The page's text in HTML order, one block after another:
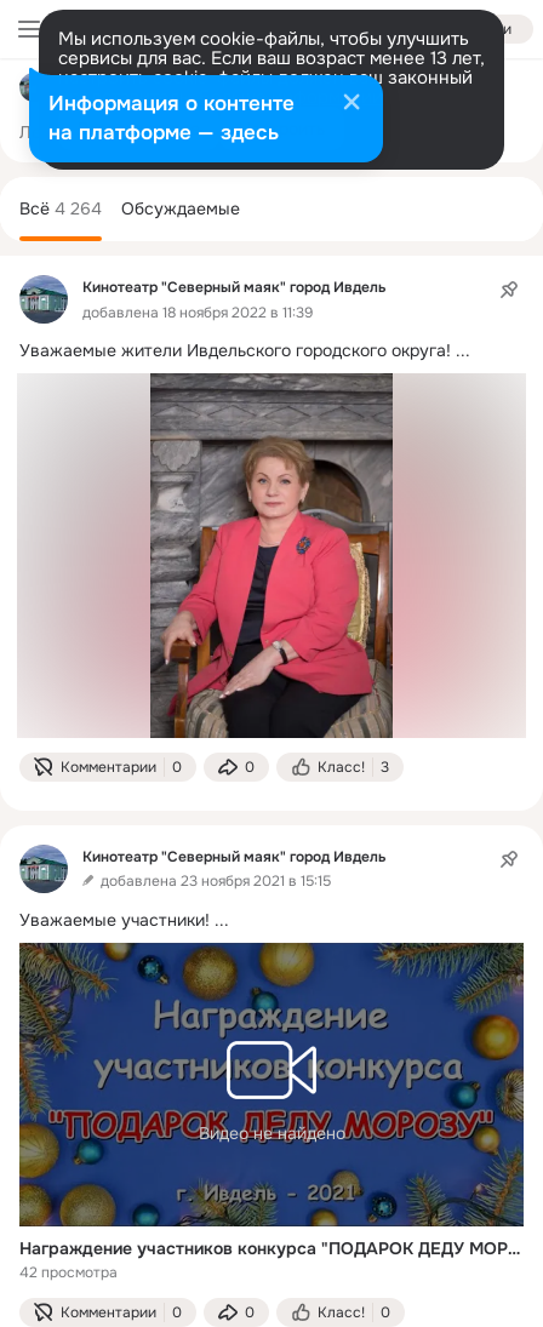
Войти
Мы используем cookie-файлы, чтобы улучшить
сервисы для вас. Если ваш возраст менее 13 лет,
настроить cookie-файлы должен ваш законный
представитель. Больше информации
Разрешить все Настроить
Кинотеатр "Северный маяк" город Ивдель
Лента Участники 1.9K Темы 4.2K
Кинотеатр "Северный маяк" город Ивдель
добавлена 18 ноября 2022 в 11:39
Уважаемые жители Ивдельского городского округа! ...
Комментарии 0 0 Класс! 3
Кинотеатр "Северный маяк" город Ивдель
добавлена 23 ноября 2021 в 15:15
Уважаемые участники! ...
Видео не найдено
Награждение участников конкурса "ПОДАРОК ДЕДУ МОРОЗУ". г. Ивдель - 2021
42 просмотра
Комментарии 0 0 Класс! 0
колонка
Всё 4 264 Обсуждаемые
Информация о контенте
на платформе — здесь